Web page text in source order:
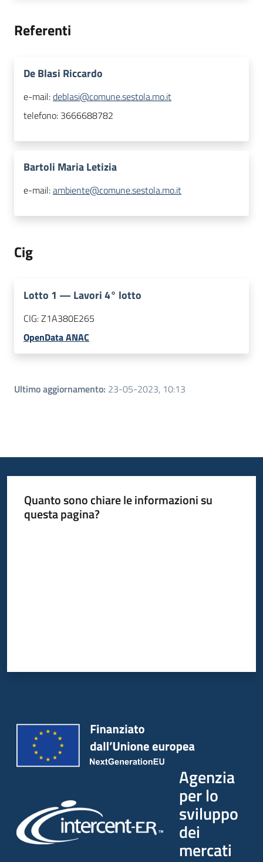
Referenti
De Blasi Riccardo
e-mail:deblasi@comune.sestola.mo.it
telefono: 3666688782
Bartoli Maria Letizia
e-mail:ambiente@comune.sestola.mo.it
Cig
Lotto 1 — Lavori 4° lotto
CIG:Z1A380E265
OpenData ANAC
Ultimo aggiornamento: 23-05-2023, 10:13
Quanto sono chiare le informazioni su
questa pagina?
Agenzia
per lo
sviluppo
dei
mercati